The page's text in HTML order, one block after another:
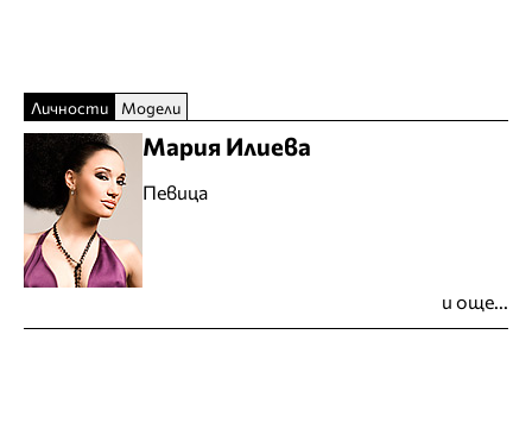
Личности Модели
Мария Илиева
Певица
и още...